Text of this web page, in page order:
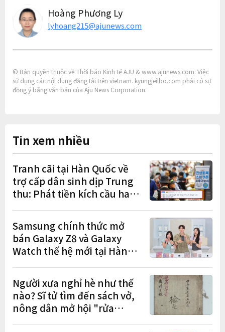
Hoàng Phương Ly
lyhoang215@ajunews.com
© Bản quyền thuộc về Thời báo Kinh tế AJU & www.ajunews.com: Việc
sử dụng các nội dung đăng tải trên vietnam. kyungjeilbo.com phải có sự
đồng ý bằng văn bản của Aju News Corporation.
Tin xem nhiều
Tranh cãi tại Hàn Quốc về
trợ cấp dân sinh dịp Trung
thu: Phát tiền kích cầu hay
Samsung chính thức mở
bán Galaxy Z8 và Galaxy
Watch thế hệ mới tại Hàn
đơn đặt trước
Người xưa nghỉ hè như thế
nào? Sĩ tử tìm đến sách vở,
nông dân mở hội "rửa